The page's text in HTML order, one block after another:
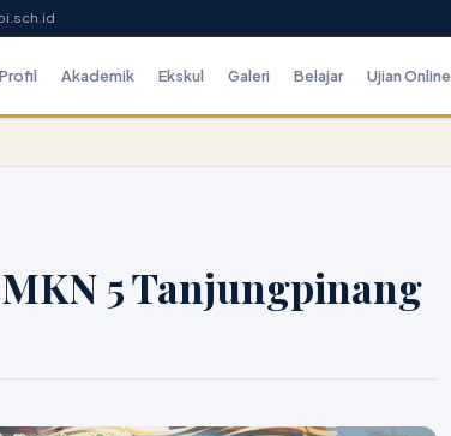
Profil Akademik Ekskul Galeri Belajar Ujian Online
5 Tanjungpinang